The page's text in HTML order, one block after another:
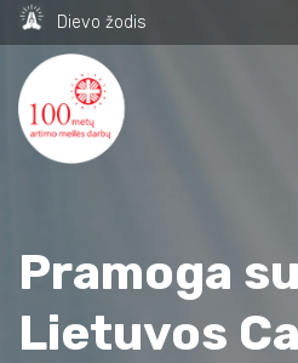
Dievo žodis
Pramoga
Lietuvos